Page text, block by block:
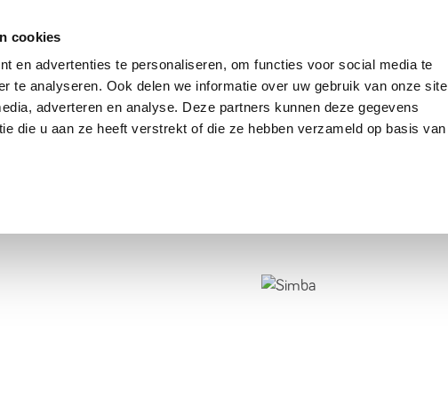
cookies
en advertenties te personaliseren, om functies voor social media te
te analyseren. Ook delen we informatie over uw gebruik van onze site
adverteren en analyse. Deze partners kunnen deze gegevens
die u aan ze heeft verstrekt of die ze hebben verzameld op basis van
Hoe werkt het?